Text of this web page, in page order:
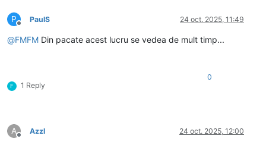
P
Deconectat
PaulS 24 oct. 2025, 11:49
@FMFM Din pacate acest lucru se vedea de mult timp...
F 1 Reply
0
A
Deconectat
Azzl 24 oct. 2025, 12:00